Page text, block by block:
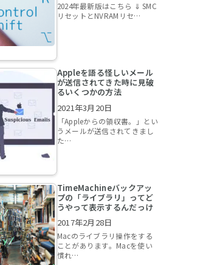
2024年最新版はこちら ⇓ SMC
リセットとNVRAMリセ…
Appleを語る怪しいメール
が送信されてきた時に見破
るいくつかの方法
2021年3月20日
「Appleからの領収書。」とい
うメールが送信されてきまし
た…
TimeMachineバックアッ
プの「ライブラリ」ってど
うやって表示するんだっけ
2017年2月28日
Macのライブラリ操作をする
ことがあります。Macを使い
慣れ…